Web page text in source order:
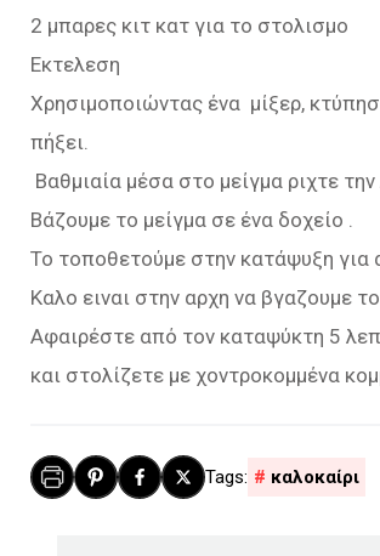
2 μπαρες κιτ κατ για το στολισμο
Εκτελεση
Χρησιμοποιώντας ένα μίξερ,
πήξει.
Βαθμιαία μέσα στο μείγμα ριχτε
Βάζουμε το μείγμα σε ένα δοχείο .
Το τοποθετούμε στην κατάψυξη για
Καλο ειναι στην αρχη να βγαζουμε
Αφαιρέστε από τον καταψύκτη 5
και στολίζετε με χοντροκομμένα
καλοκαίρι